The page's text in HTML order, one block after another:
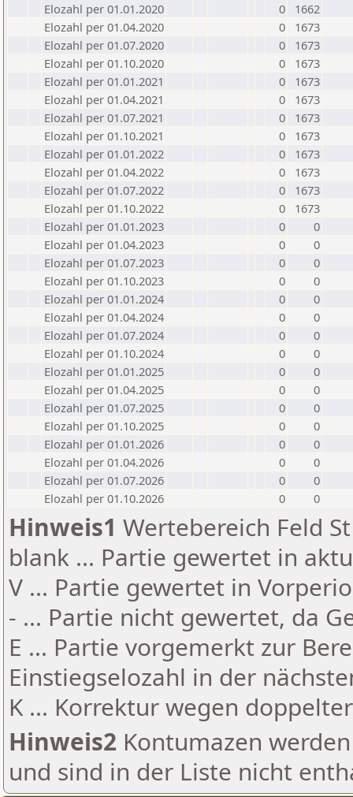
Elozahl per 01.01.2020
0
1662
Elozahl per 01.04.2020
0
1673
Elozahl per 01.07.2020
0
1673
Elozahl per 01.10.2020
0
1673
Elozahl per 01.01.2021
0
1673
Elozahl per 01.04.2021
0
1673
Elozahl per 01.07.2021
0
1673
Elozahl per 01.10.2021
0
1673
Elozahl per 01.01.2022
0
1673
Elozahl per 01.04.2022
0
1673
Elozahl per 01.07.2022
0
1673
Elozahl per 01.10.2022
0
1673
Elozahl per 01.01.2023
0
0
Elozahl per 01.04.2023
0
0
Elozahl per 01.07.2023
0
0
Elozahl per 01.10.2023
0
0
Elozahl per 01.01.2024
0
0
Elozahl per 01.04.2024
0
0
Elozahl per 01.07.2024
0
0
Elozahl per 01.10.2024
0
0
Elozahl per 01.01.2025
0
0
Elozahl per 01.04.2025
0
0
Elozahl per 01.07.2025
0
0
Elozahl per 01.10.2025
0
0
Elozahl per 01.01.2026
0
0
Elozahl per 01.04.2026
0
0
Elozahl per 01.07.2026
0
0
Elozahl per 01.10.2026
0 0
Hinweis1 Wertebereich Feld
blank ... Partie gewertet in
V ... Partie gewertet in
- ... Partie nicht gewertet, da
E ... Partie vorgemerkt zur
Einstiegselozahl in der
K ... Korrektur wegen
Hinweis2 Kontumazen
und sind in der Liste nicht